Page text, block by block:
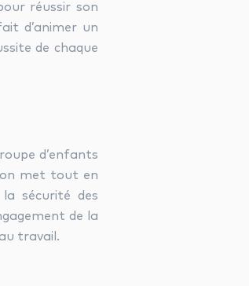
réussir son
d’animer un
de chaque
d’enfants
met tout en
sécurité des
de la
travail.